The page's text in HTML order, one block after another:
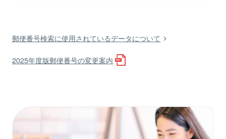
郵便番号検索に使用されているデータについて
2025年度版郵便番号の変更案内